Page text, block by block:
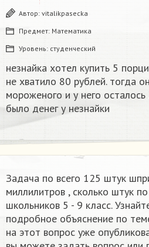
Автор: vitalikpasecka
Предмет: Математика
Уровень: студенческий
незнайка хотел купить 5
не хватило 80 рублей. тогда
мороженого и у него осталось
было денег у незнайки
Задача по всего 125 штук
миллилитров , сколько штук
школьников 5 - 9 класс.
подробное объяснение по
на этот вопрос уже